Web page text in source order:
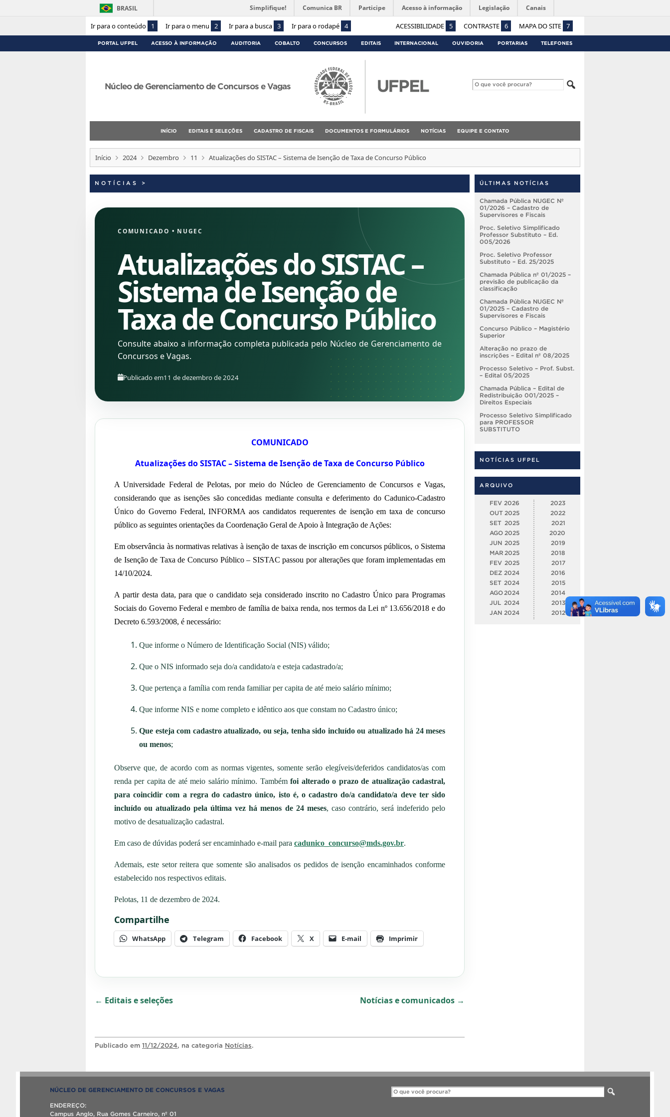
Ir para o conteúdo 1 Ir para o menu 2 Ir para a busca 3 Ir para o rodapé 4 ACESSIBILIDADE 5 CONTRASTE 6 MAPA DO SITE 7
BRASIL Simplifique! Comunica BR Participe Acesso à informação Legislação Canais
PORTAL UFPEL ACESSO À INFORMAÇÃO AUDITORIA COBALTO CONCURSOS EDITAIS INTERNACIONAL OUVIDORIA PORTARIAS TELEFONES
Núcleo de Gerenciamento de Concursos e Vagas
INÍCIO EDITAIS E SELEÇÕES CADASTRO DE FISCAIS DOCUMENTOS E FORMULÁRIOS NOTÍCIAS EQUIPE E CONTATO
Início 2024 Dezembro 11 Atualizações do SISTAC – Sistema de Isenção de Taxa de Concurso Público
NOTÍCIAS >
COMUNICADO • NUGEC
Atualizações do SISTAC –
Sistema de Isenção de
Taxa de Concurso Público
Consulte abaixo a informação completa publicada pelo Núcleo de Gerenciamento de
Concursos e Vagas.
Publicado em11 de dezembro de 2024
COMUNICADO
Atualizações do SISTAC – Sistema de Isenção de Taxa de Concurso Público
A Universidade Federal de Pelotas, por meio do Núcleo de Gerenciamento de Concursos e Vagas,
considerando que asisenções são concedidas mediante consulta e deferimento do Cadunico-Cadastro
Único do Governo Federal,INFORMA aos candidatos requerentes de isenção em taxa de concurso
público as seguintes orientações da Coordenação Geral de Apoio à Integração de Ações:
Em observância às normativas relativas à isenção de taxas de inscrição em concursos públicos, o Sistema
de Isenção de Taxa de Concurso Público – SISTAC passou por alterações que foram implementadas em
14/10/2024.
A partir desta data, para que o candidato seja considerado inscrito no Cadastro Único para Programas
Sociais do Governo Federal e membro de família de baixa renda, nos termos da Lei nº 13.656/2018 e do
Decreto 6.593/2008, é necessário:
Que informe o Número de Identificação Social (NIS) válido;
Que o NIS informado seja do/a candidato/a e esteja cadastrado/a;
Que pertença a família com renda familiar per capita de até meio salário mínimo;
Que informe NIS e nome completo e idêntico aos que constam no Cadastro único;
Que esteja com cadastro atualizado, ou seja, tenha sido incluído ou atualizado há 24 meses
ou menos;
Observe que, de acordo com as normas vigentes, somente serão elegíveis/deferidos candidatos/as com
renda per capita de até meio salário mínimo. Tambémfoi alterado o prazo de atualização cadastral,
para coincidir com a regra do cadastro único, isto é, o cadastro do/a candidato/a deve ter sido
incluído ou atualizado pela última vez há menos de 24 meses, caso contrário, será indeferido pelo
motivo de desatualização cadastral.
Em caso de dúvidas poderá ser encaminhado e-mail para cadunico_concurso@mds.gov.br.
Ademais, este setor reitera que somente são analisados os pedidos de isenção encaminhados conforme
estabelecido nos respectivos editais.
Pelotas, 11 de dezembro de 2024.
Compartilhe
WhatsApp Telegram Facebook X E-mail Imprimir
← Editais e seleções Notícias e comunicados →
Publicado em 11/12/2024, na categoria Notícias.
ÚLTIMAS NOTÍCIAS
Chamada Pública NUGEC Nº
01/2026 – Cadastro de
Supervisores e Fiscais
Proc. Seletivo Simplificado
Professor Substituto – Ed.
005/2026
Proc. Seletivo Professor
Substituto – Ed. 25/2025
Chamada Pública nº 01/2025 –
previsão de publicação da
classificação
Chamada Pública NUGEC Nº
01/2025 – Cadastro de
Supervisores e Fiscais
Concurso Público – Magistério
Superior
Alteração no prazo de
inscrições – Edital nº 08/2025
Processo Seletivo – Prof. Subst.
– Edital 05/2025
Chamada Pública – Edital de
Redistribuição 001/2025 –
Direitos Especiais
Processo Seletivo Simplificado
para PROFESSOR
SUBSTITUTO
NOTÍCIAS UFPEL
ARQUIVO
FEV 2026
OUT 2025
SET 2025
AGO 2025
JUN 2025
MAR 2025
FEV 2025
DEZ 2024
SET 2024
AGO 2024
JUL 2024
JAN 2024
2023
2022
2021
2020
2019
2018
2017
2016
2015
2014
2013
2012
NÚCLEO DE GERENCIAMENTO DE CONCURSOS E VAGAS
ENDEREÇO:
Campus Anglo, Rua Gomes Carneiro, nº 01